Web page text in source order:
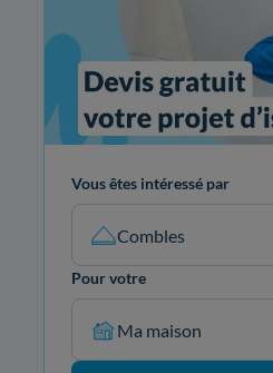
Vous êtes intéressé par
Combles
Pour votre
Ma maison